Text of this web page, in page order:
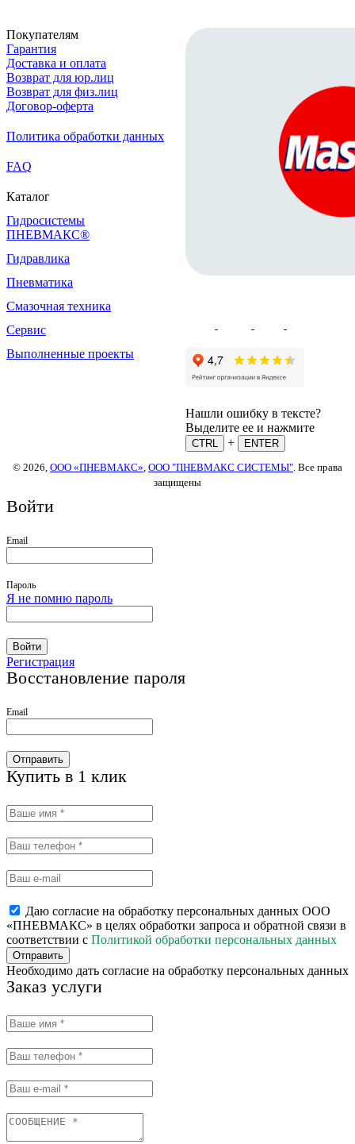
Покупателям
Гарантия
Доставка и оплата
Возврат для юр.лиц
Возврат для физ.лиц
Договор-оферта
Политика обработки данных
FAQ
Каталог
Гидросистемы
ПНЕВМАКС®
Гидравлика
Пневматика
Смазочная техника
Сервис
Выполненные проекты
Нашли ошибку в тексте?
Выделите ее и нажмите
CTRL +
ENTER
© 2026, ООО «ПНЕВМАКС» ООО "ПНЕВМАКС СИСТЕМЫ" . Все права
защищены
Войти
Email
Пароль
Я не помню пароль
Войти
Регистрация
Восстановление пароля
Email
Отправить
Купить в 1 клик
Даю согласие на обработку персональных данных ООО
«ПНЕВМАКС» в целях обработки запроса и обратной связи в
соответствии с Политикой обработки персональных данных
Отправить
Необходимо дать согласие на обработку персональных данных
Заказ услуги